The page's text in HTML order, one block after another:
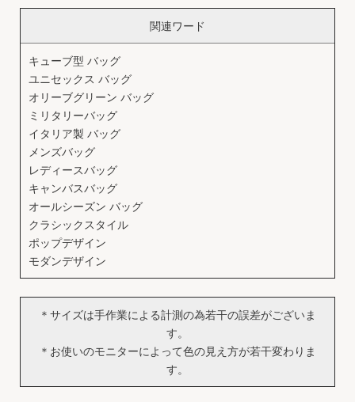
関連ワード
キューブ型 バッグ
ユニセックス バッグ
オリーブグリーン バッグ
ミリタリーバッグ
イタリア製 バッグ
メンズバッグ
レディースバッグ
キャンバスバッグ
オールシーズン バッグ
クラシックスタイル
ポップデザイン
モダンデザイン
＊サイズは手作業による計測の為若干の誤差がございま
す。
＊お使いのモニターによって色の見え方が若干変わりま
す。